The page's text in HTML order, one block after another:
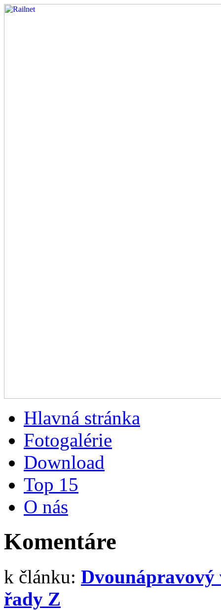
Hlavná stránka
Fotogalérie
Download
Top 15
O nás
Komentáre
k článku:
řady Z